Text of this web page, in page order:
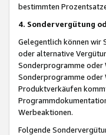
bestimmten
4. Sondervergütung
Gelegentlich können wir
oder alternative
Sonderprogramme oder
Sonderprogramme oder
Produktverkäufen
Werbeaktionen.
Folgende